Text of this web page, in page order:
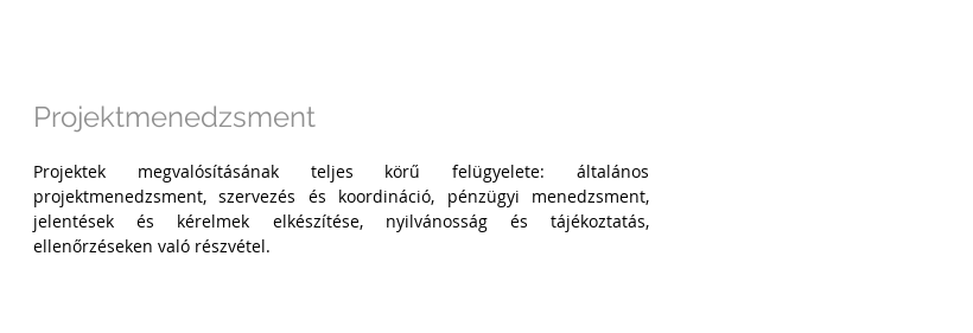
Projektmenedzsment
Projektek megvalósításának teljes körű felügyelete: általános
projektmenedzsment, szervezés és koordináció, pénzügyi menedzsment,
jelentések és kérelmek elkészítése, nyilvánosság és tájékoztatás,
ellenőrzéseken való részvétel.